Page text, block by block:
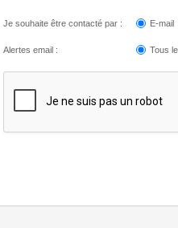
Je souhaite être contacté par : E-mail
Alertes email : Tous